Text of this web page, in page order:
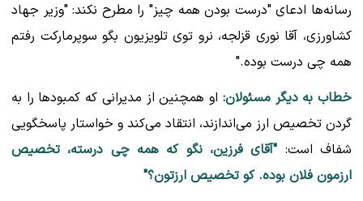
رسانه‌ها ادعای "درست بودن همه چیز" را مطرح نکند: "وزیر جهاد
کشاورزی، آقا نوری قزلجه، نرو توی تلویزیون بگو سوپرمارکت رفتم
همه چی درست بوده."
خطاب به دیگر مسئولان: او همچنین از مدیرانی که کمبودها را به
گردن تخصیص ارز می‌اندازند، انتقاد می‌کند و خواستار پاسخگویی
شفاف است: "آقای فرزین، نگو که همه چی درسته، تخصیص
ارزمون فلان بوده. کو تخصیص ارزتون؟"